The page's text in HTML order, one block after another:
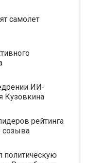
самолет
ИИ-
Кузовкина
рейтинга
созыва
политическую